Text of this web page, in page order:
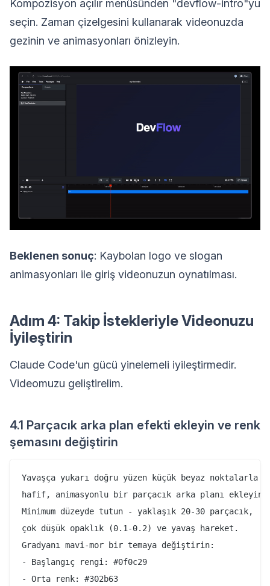
Kompozisyon açılır menüsünden "devflow-intro"yu
seçin. Zaman çizelgesini kullanarak videonuzda
gezinin ve animasyonları önizleyin.
Beklenen sonuç: Kaybolan logo ve slogan
animasyonları ile giriş videonuzun oynatılması.
Adım 4: Takip İstekleriyle Videonuzu
İyileştirin
Claude Code'un gücü yinelemeli iyileştirmedir.
Videomuzu geliştirelim.
4.1 Parçacık arka plan efekti ekleyin ve renk
şemasını değiştirin
Yavaşça yukarı doğru yüzen küçük beyaz noktalarla
hafif, animasyonlu bir parçacık arka planı ekleyin.
Minimum düzeyde tutun - yaklaşık 20-30 parçacık,
çok düşük opaklık (0.1-0.2) ve yavaş hareket.
Gradyanı mavi-mor bir temaya değiştirin:
- Başlangıç rengi: #0f0c29
- Orta renk: #302b63